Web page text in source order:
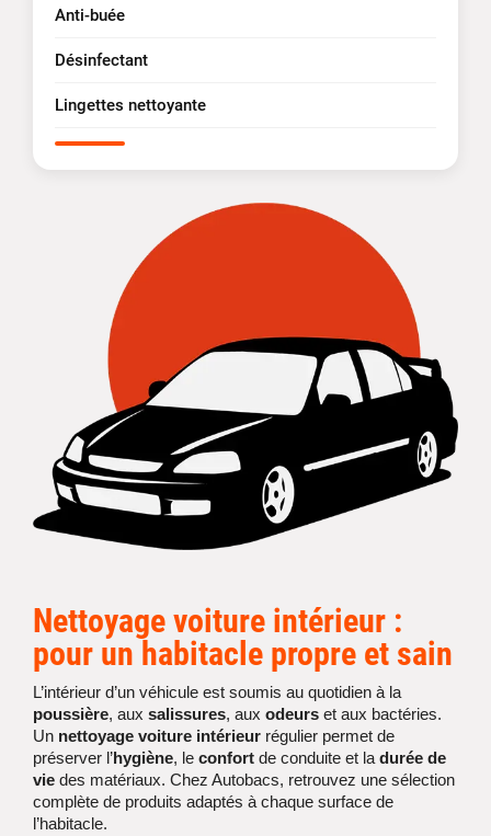
Anti-buée
Désinfectant
Lingettes nettoyante
Nettoyage voiture intérieur :
pour un habitacle propre et sain
L’intérieur d’un véhicule est soumis au quotidien à la
poussière, aux salissures, aux odeurs et aux bactéries.
Un nettoyage voiture intérieur régulier permet de
préserver l’hygiène, le confort de conduite et la durée de
vie des matériaux. Chez Autobacs, retrouvez une sélection
complète de produits adaptés à chaque surface de
l’habitacle.